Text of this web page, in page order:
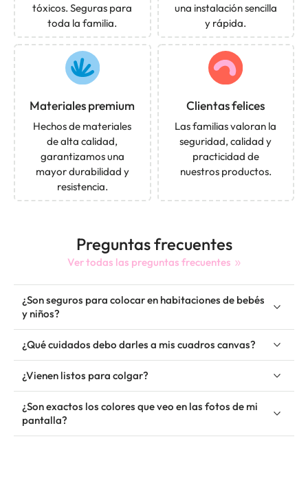
tóxicos. Seguras para
toda la familia.
una instalación sencilla
y rápida.
Materiales premium
Hechos de materiales
de alta calidad,
garantizamos una
mayor durabilidad y
resistencia.
Clientas felices
Las familias valoran la
seguridad, calidad y
practicidad de
nuestros productos.
Preguntas frecuentes
Ver todas las preguntas frecuentes
¿Son seguros para colocar en habitaciones de bebés
y niños?
¿Qué cuidados debo darles a mis cuadros canvas?
¿Vienen listos para colgar?
¿Son exactos los colores que veo en las fotos de mi
pantalla?